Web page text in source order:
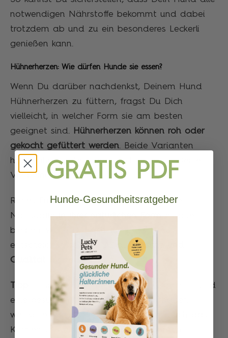
notwendigen Nährstoffe bekommt und dabei
trotzdem ab und zu ein besonderes Leckerli
genießen kann.
Hühnerherzen: Wie dürfen Hunde sie essen?
Wenn Du darüber nachdenkst, Deinem Hund
Hühnerherzen zu füttern, fragst Du Dich
vielleicht, in welcher Form sie am besten
geeignet sind.
Hühnerherzen können roh oder
gekocht gefüttert werden. Beide Varianten
haben ihre Vorteile und sind sicher für Deinen
Vierbeiner.
Rohes Füttern hat den Vorteil, dass alle
Nährstoffein ihrer natürlichen Formerhalten
bleiben. Wenn Du Dich für rohes Fleisch
entscheidest, solltest Du aufFrische und
Qualität
achten.
Tipp:
Frische Hühnerherzen bieten Deinem Hund
eine gesunde Proteinquelle und enthalten
wertvolle Nährstoffe wie Taurin, die durch das
Kochen teilweise verloren gehen könnten.
GRATIS PDF
Hunde-Gesundheitsratgeber